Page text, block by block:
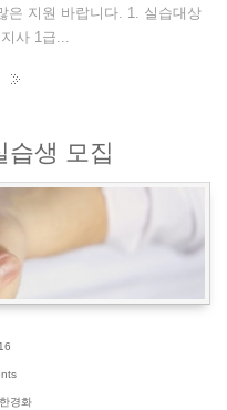
은 지원 바랍니다. 1. 실습대상
사 1급...
습생 모집
경화